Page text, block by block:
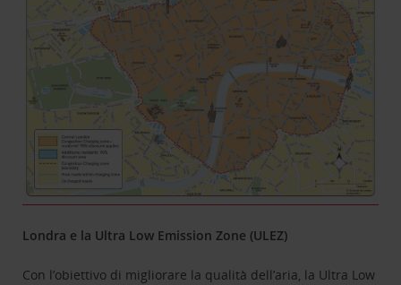
Londra e la Ultra Low Emission Zone (ULEZ)
Con l’obiettivo di migliorare la qualità dell’aria, la Ultra Low